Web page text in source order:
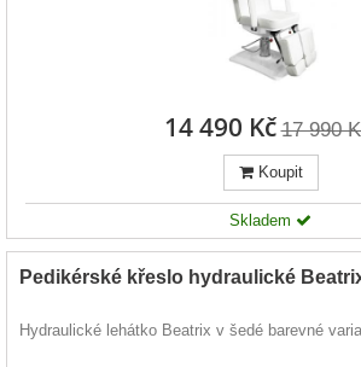
14 490 Kč 17 990
Koupit
Skladem
Pedikérské křeslo hydraulické
Hydraulické lehátko Beatrix v šedé barevné